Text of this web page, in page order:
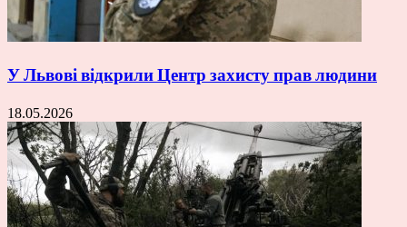
У Львові відкрили Центр захисту прав людини
18.05.2026